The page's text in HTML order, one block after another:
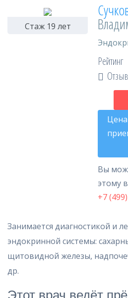
Стаж 19 лет
Рейтинг
Вы
этому
+7
Занимается диагностикой и
эндокринной системы:
щитовидной железы,
др.